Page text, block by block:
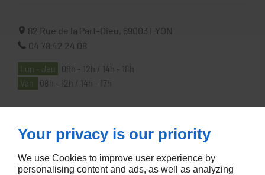
82 Rue de la Part-Dieu, 69003
LYON
04 78 42 24 08
Lun - Jeu
08h - 12h / 14h - 18h
Ven
08h - 12h / 14h - 17h
À PROPOS
Accueil
Your privacy is our priority
We use Cookies to improve user experience by
personalising content and ads, as well as analyzing